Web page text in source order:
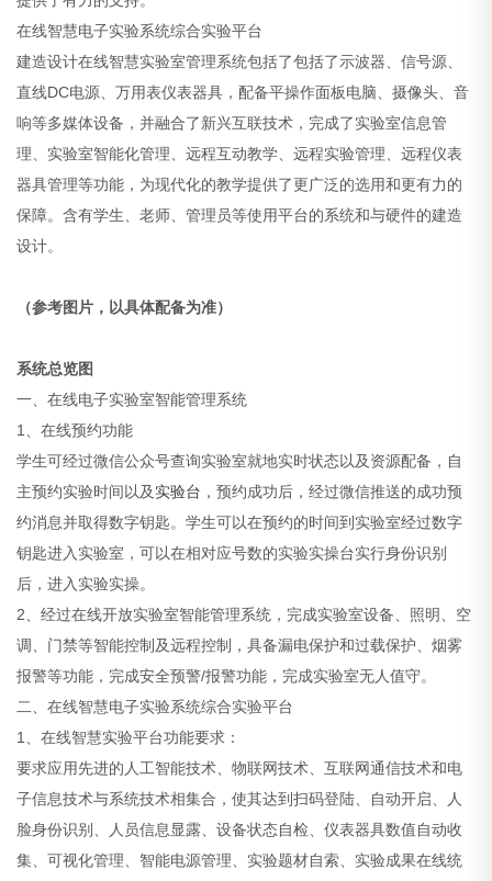
在线智慧电子实验系统综合实验平台
建造设计在线智慧实验室管理系统包括了包括了示波器、信号源、
直线DC电源、万用表仪表器具，配备平操作面板电脑、摄像头、音
响等多媒体设备，并融合了新兴互联技术，完成了实验室信息管
理、实验室智能化管理、远程互动教学、远程实验管理、远程仪表
器具管理等功能，为现代化的教学提供了更广泛的选用和更有力的
保障。含有学生、老师、管理员等使用平台的系统和与硬件的建造
设计。
（参考图片，以具体配备为准）
系统总览图
一、在线电子实验室智能管理系统
1、在线预约功能
学生可经过微信公众号查询实验室就地实时状态以及资源配备，自
主预约实验时间以及实验台 ，预约成功后，经过微信推送的成功预
约消息并取得数字钥匙。学生可以在预约的时间到实验室经过数字
钥匙进入实验室，可以在相对应号数的实验实操台实行身份识别
后，进入实验实操。
2、经过在线开放实验室智能管理系统，完成实验室设备、照明、空
调、门禁等智能控制及远程控制，具备漏电保护和过载保护、烟雾
报警等功能，完成安全预警/报警功能，完成实验室无人值守。
二、在线智慧电子实验系统综合实验平台
1、在线智慧实验平台功能要求：
要求应用先进的人工智能技术、物联网技术、互联网通信技术和电
子信息技术与系统技术相集合，使其达到扫码登陆、自动开启、人
脸身份识别、人员信息显露、设备状态自检、仪表器具数值自动收
集、可视化管理、智能电源管理、实验题材自索、实验成果在线统